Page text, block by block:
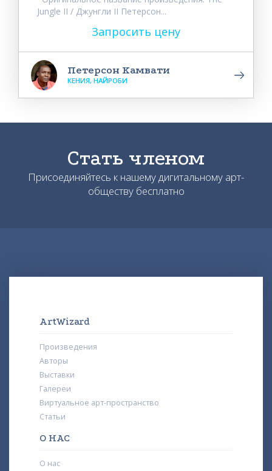
Jungle II / Джунгли II Петерсон...
Запросить цену
Петерсон Камвати
КЕНИЯ, НАЙРОБИ
Стать членом
Присоединяйтесь к нашему дигитальному арт-
обществу бесплатно
ArtWizard
Произведения
Авторы
Выставки
Галереи
Виртуальное арт-пространство
Статьи
О НАС
О нас